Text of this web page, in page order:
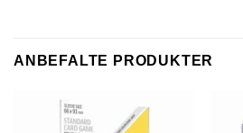
ANBEFALTE PRODUKTER